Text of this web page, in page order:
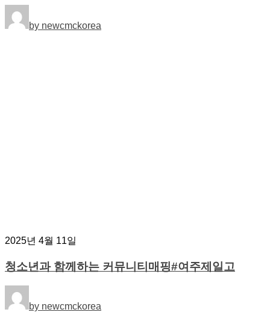
by newcmckorea
2025년 4월 11일
청소년과 함께하는 커뮤니티매핑#여주제일고
by newcmckorea